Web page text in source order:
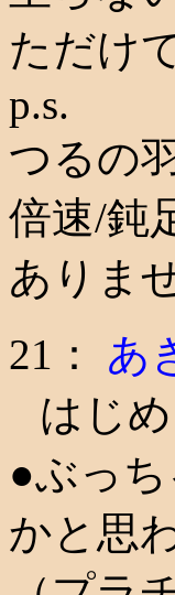
ただけ
p.s.
つるの
倍速/鈍
ありま
21： あ
はじ
●ぶっ
かと思